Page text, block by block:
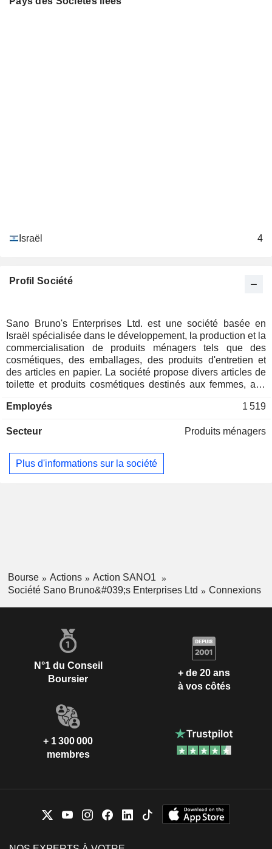
Israël 4
Profil Société
Sano Bruno's Enterprises Ltd. est une société basée en
Israël spécialisée dans le développement, la production et la
commercialisation de produits ménagers tels que des
cosmétiques, des emballages, des produits d'entretien et
des articles en papier. La société propose divers articles de
toilette et produits cosmétiques destinés aux femmes, aux
des lingettes pour bébés, des éponges, des lotions, des
complémentaires. Elle fournit également des produits
métalliques. Les produits d'entretien comprennent des
éponges, des brosses, des détergents et d'autres articles
Employés 1 519
Secteur Produits ménagers
Plus d'informations sur la société
Bourse Actions
Action SANO1
Société Sano Bruno&#039;s Enterprises Ltd
Connexions
N°1 du Conseil
Boursier
+ de 20 ans
à vos côtés
+ 1 300 000
membres